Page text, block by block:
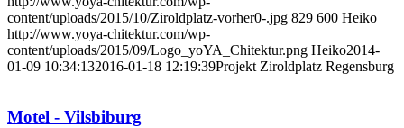
content/uploads/2015/10/Ziroldplatz-vorher0-.jpg 829 600 Heiko
http://www.yoya-chitektur.com/wp-
content/uploads/2015/09/Logo_yoYA_Chitektur.png Heiko2014-
01-09 10:34:132016-01-18 12:19:39Projekt Ziroldplatz Regensburg
Motel - Vilsbiburg